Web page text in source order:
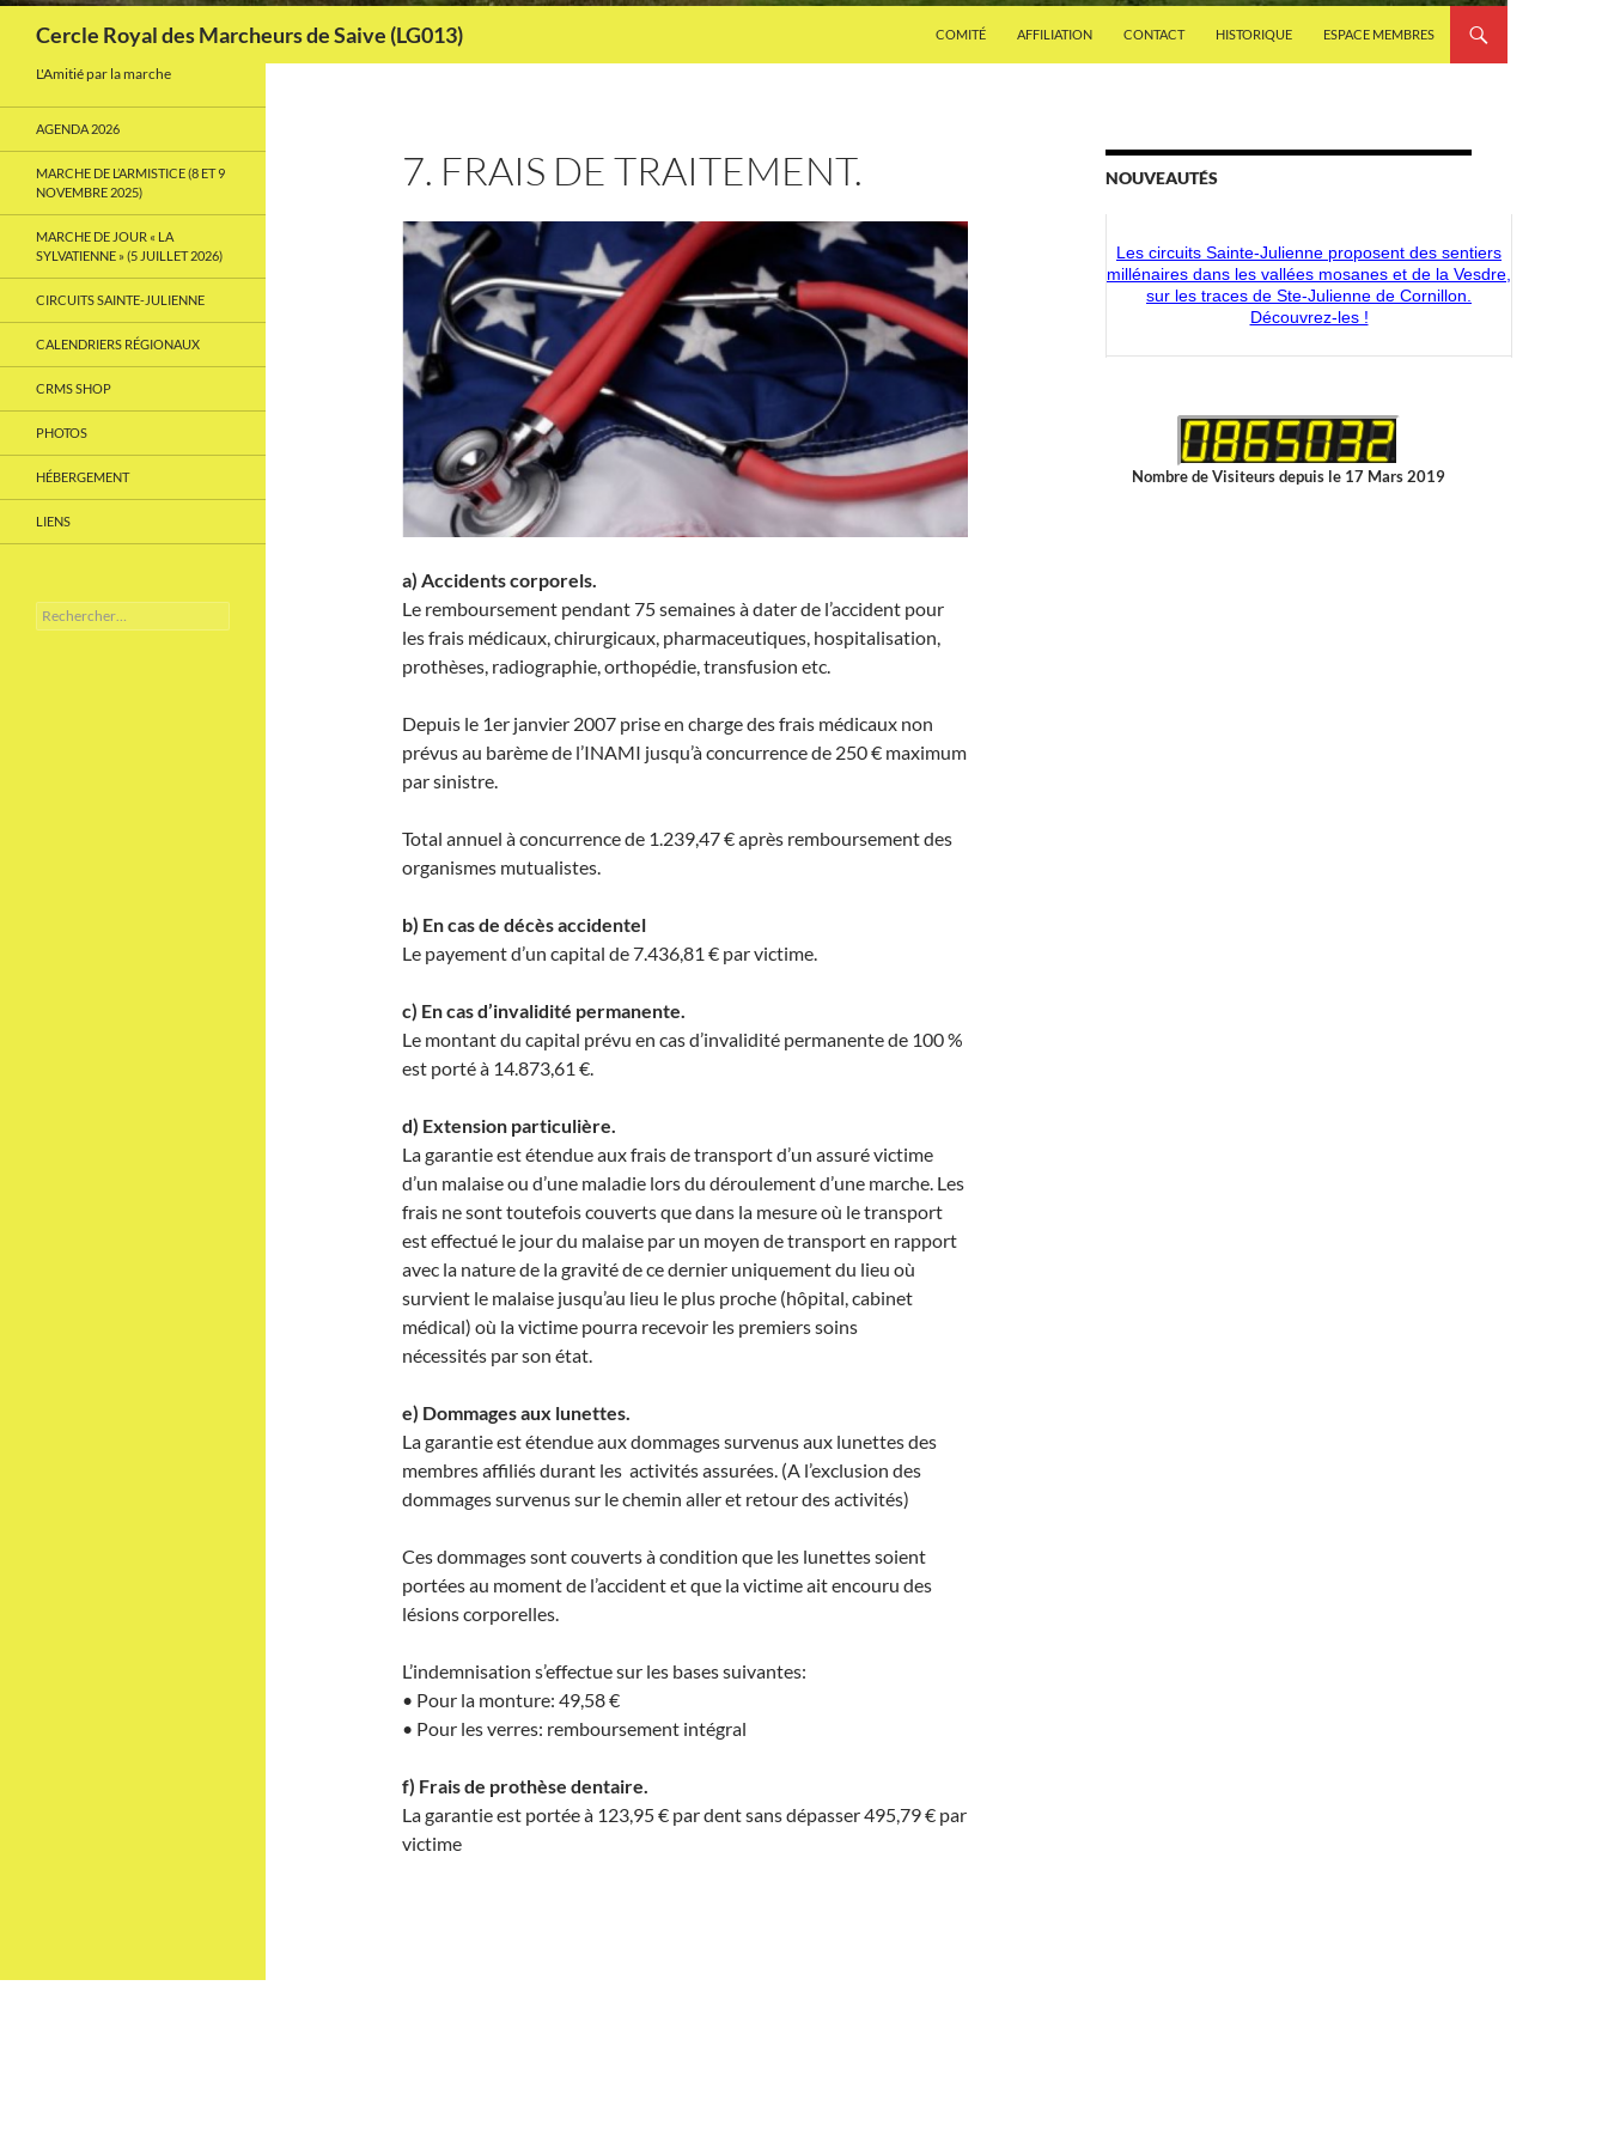
Cercle Royal des Marcheurs de Saive (LG013) COMITÉ AFFILIATION CONTACT HISTORIQUE ESPACE MEMBRES
7. FRAIS DE TRAITEMENT.
a) Accidents corporels.
Le remboursement pendant 75 semaines à dater de l’accident pour
les frais médicaux, chirurgicaux, pharmaceutiques, hospitalisation,
prothèses, radiographie, orthopédie, transfusion etc.
Depuis le 1er janvier 2007 prise en charge des frais médicaux non
prévus au barème de l’INAMI jusqu’à concurrence de 250 € maximum
par sinistre.
Total annuel à concurrence de 1.239,47 € après remboursement des
organismes mutualistes.
b) En cas de décès accidentel
Le payement d’un capital de 7.436,81 € par victime.
c) En cas d’invalidité permanente.
Le montant du capital prévu en cas d’invalidité permanente de 100 %
est porté à 14.873,61 €.
d) Extension particulière.
La garantie est étendue aux frais de transport d’un assuré victime
d’un malaise ou d’une maladie lors du déroulement d’une marche. Les
frais ne sont toutefois couverts que dans la mesure où le transport
est effectué le jour du malaise par un moyen de transport en rapport
avec la nature de la gravité de ce dernier uniquement du lieu où
survient le malaise jusqu’au lieu le plus proche (hôpital, cabinet
médical) où la victime pourra recevoir les premiers soins
nécessités par son état.
e) Dommages aux lunettes.
La garantie est étendue aux dommages survenus aux lunettes des
membres affiliés durant les activités assurées. (A l’exclusion des
dommages survenus sur le chemin aller et retour des activités)
Ces dommages sont couverts à condition que les lunettes soient
portées au moment de l’accident et que la victime ait encouru des
lésions corporelles.
L’indemnisation s’effectue sur les bases suivantes:
• Pour la monture: 49,58 €
• Pour les verres: remboursement intégral
f) Frais de prothèse dentaire.
La garantie est portée à 123,95 € par dent sans dépasser 495,79 € par
victime
NOUVEAUTÉS
millénaires dans les vallées mosanes et de la Vesdre,
sur les traces de Ste-Julienne de Cornillon.
Découvrez-les !
Découvrez les nouveaux articles disponibles dans la
boutique du CMS-Shop !
Nombre de Visiteurs depuis le 17 Mars 2019
L'Amitié par la marche
AGENDA 2026
MARCHE DE L’ARMISTICE (8 ET 9
NOVEMBRE 2025)
MARCHE DE JOUR « LA
SYLVATIENNE » (5 JUILLET 2026)
CIRCUITS SAINTE-JULIENNE
CALENDRIERS RÉGIONAUX
CRMS SHOP
PHOTOS
HÉBERGEMENT
LIENS
Rechercher :